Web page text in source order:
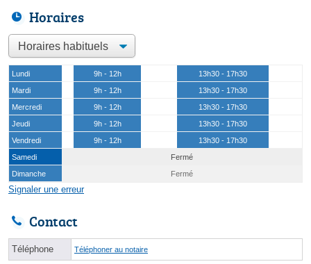
Horaires
Lundi 9h - 12h
13h30 - 17h30
Mardi
9h - 12h
13h30 - 17h30
Mercredi
9h - 12h
13h30 - 17h30
Jeudi
9h - 12h
13h30 - 17h30
Vendredi
9h - 12h
13h30 - 17h30
Samedi
Fermé
Dimanche
Fermé
Signaler une erreur
Contact
Téléphone Téléphoner au notaire